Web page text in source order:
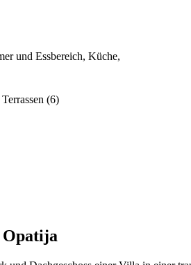
und Essbereich, Küche,
(6)
Opatija